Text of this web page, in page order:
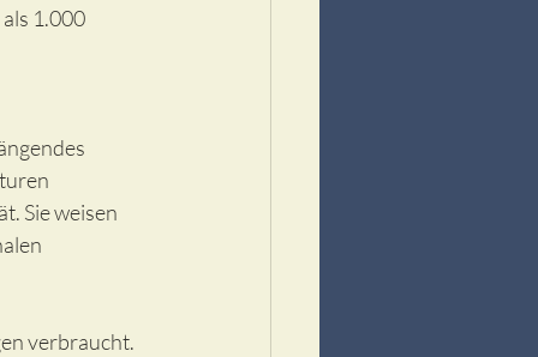
1.000
Sie weisen
verbraucht.